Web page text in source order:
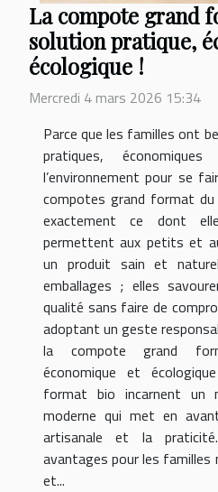
La compote grand
solution pratique,
écologique !
Mercredi 4 mars 2026 15:34
Parce que les familles ont
pratiques,
l’environnement pour se
compotes grand format du
exactement ce dont
permettent aux petits et
un produit sain et
emballages ; elles
qualité sans faire de
adoptant un geste
la compote grand
économique et
format bio incarnent un
moderne qui met en
artisanale et la
avantages pour les familles
et...